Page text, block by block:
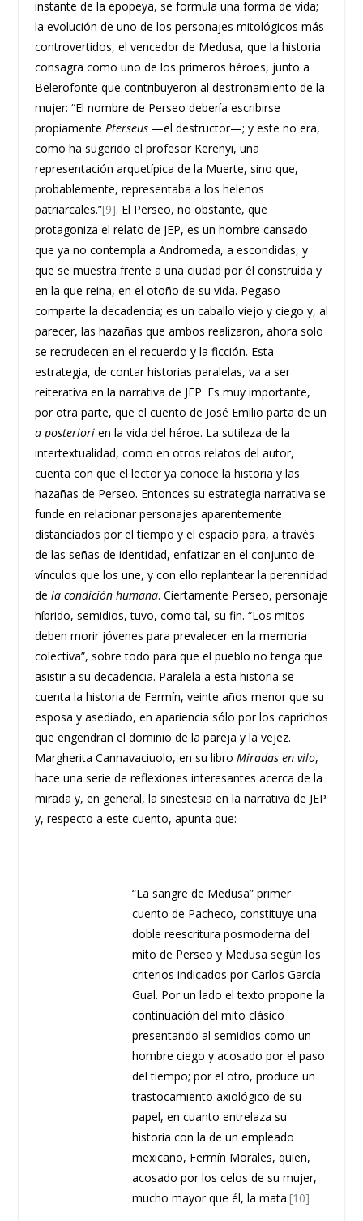
instante de la epopeya, se formula una forma de vida;
la evolución de uno de los personajes mitológicos más
controvertidos, el vencedor de Medusa, que la historia
consagra como uno de los primeros héroes, junto a
Belerofonte que contribuyeron al destronamiento de la
mujer: “El nombre de Perseo debería escribirse
propiamente Pterseus—el destructor—; y este no era,
como ha sugerido el profesor Kerenyi, una
representación arquetípica de la Muerte, sino que,
probablemente, representaba a los helenos
patriarcales.”[9]. El Perseo, no obstante, que
protagoniza el relato de JEP, es un hombre cansado
que ya no contempla a Andromeda, a escondidas, y
que se muestra frente a una ciudad por él construida y
en la que reina, en el otoño de su vida. Pegaso
comparte la decadencia; es un caballo viejo y ciego y, al
parecer, las hazañas que ambos realizaron, ahora solo
se recrudecen en el recuerdo y la ficción. Esta
estrategia, de contar historias paralelas, va a ser
reiterativa en la narrativa de JEP. Es muy importante,
por otra parte, que el cuento de José Emilio parta de un
a posteriorien la vida del héroe. La sutileza de la
intertextualidad, como en otros relatos del autor,
cuenta con que el lector ya conoce la historia y las
hazañas de Perseo. Entonces su estrategia narrativa se
funde en relacionar personajes aparentemente
distanciados por el tiempo y el espacio para, a través
de las señas de identidad, enfatizar en el conjunto de
vínculos que los une, y con ello replantear la perennidad
de la condición humana. Ciertamente Perseo, personaje
híbrido, semidios, tuvo, como tal, su fin. “Los mitos
deben morir jóvenes para prevalecer en la memoria
colectiva”, sobre todo para que el pueblo no tenga que
asistir a su decadencia. Paralela a esta historia se
cuenta la historia de Fermín, veinte años menor que su
esposa y asediado, en apariencia sólo por los caprichos
que engendran el dominio de la pareja y la vejez.
Margherita Cannavaciuolo, en su libro Miradas en vilo,
hace una serie de reflexiones interesantes acerca de la
mirada y, en general, la sinestesia en la narrativa de JEP
y, respecto a este cuento, apunta que:
“La sangre de Medusa” primer
cuento de Pacheco, constituye una
doble reescritura posmoderna del
mito de Perseo y Medusa según los
criterios indicados por Carlos García
Gual. Por un lado el texto propone la
continuación del mito clásico
presentando al semidios como un
hombre ciego y acosado por el paso
del tiempo; por el otro, produce un
trastocamiento axiológico de su
papel, en cuanto entrelaza su
historia con la de un empleado
mexicano, Fermín Morales, quien,
acosado por los celos de su mujer,
mucho mayor que él, la mata.[10]